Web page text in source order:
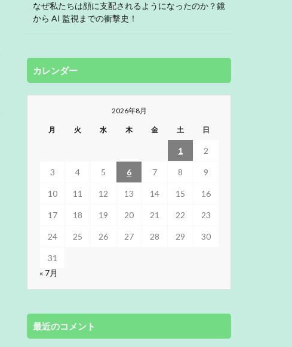
なぜ私たちは顔に支配されるようになったのか？鏡
から AI 監視までの衝撃史！
カレンダー
2026年8月
月 火 水 木 金 土 日
1 2
3 4 5 6 7 8 9
10 11 12 13 14 15 16
17 18 19 20 21 22 23
24 25 26 27 28 29 30
31
« 7月
最近のコメント